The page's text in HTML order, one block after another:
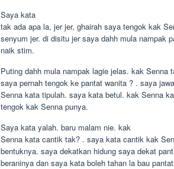
Saya kata
tak ada apa la, jer jer, ghairah saya tengok kak
senyum jer. di disitu jer saya dahh mula nampak
naik stim.
Puting dahh mula nampak lagie jelas. kak Senna
saya pernah tengok ke pantat wanita ? . saya
Senna kata tipulah. saya kata betul. kak Senna
tengok kak Senna punya.
Saya kata yalah. baru malam nie. kak
Senna kata cantik tak? . saya kata cantik kak
bentuknya. saya dekatkan hidung saya dekat
beraninya dan saya kata boleh tahan la bau pantat